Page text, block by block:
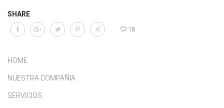
SHARE
18
HOME
NUESTRA COMPAÑIA
SERVICIOS